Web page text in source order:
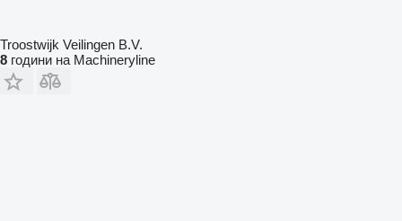
Troostwijk Veilingen B.V.
8 години на Machineryline